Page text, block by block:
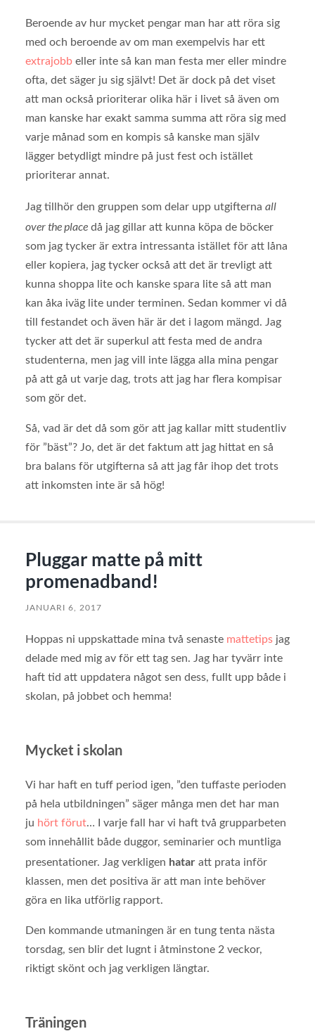
Beroende av hur mycket pengar man har att röra sig
med och beroende av om man exempelvis har ett
extrajobbeller inte så kan man festa mer eller mindre
ofta, det säger ju sig självt! Det är dock på det viset
att man också prioriterar olika här i livet så även om
man kanske har exakt samma summa att röra sig med
varje månad som en kompis så kanske man själv
lägger betydligt mindre på just fest och istället
prioriterar annat.
Jag tillhör den gruppen som delar upp utgifterna all
over the placedå jag gillar att kunna köpa de böcker
som jag tycker är extra intressanta istället för att låna
eller kopiera, jag tycker också att det är trevligt att
kunna shoppa lite och kanske spara lite så att man
kan åka iväg lite under terminen. Sedan kommer vi då
till festandet och även här är det i lagom mängd. Jag
tycker att det är superkul att festa med de andra
studenterna, men jag vill inte lägga alla mina pengar
på att gå ut varje dag, trots att jag har flera kompisar
som gör det.
Så, vad är det då som gör att jag kallar mitt studentliv
för ”bäst”? Jo, det är det faktum att jag hittat en så
bra balans för utgifterna så att jag får ihop det trots
att inkomsten inte är så hög!
Pluggar matte på mitt
promenadband!
JANUARI 6, 2017
Hoppas ni uppskattade mina två senaste mattetipsjag
delade med mig av för ett tag sen. Jag har tyvärr inte
haft tid att uppdatera något sen dess, fullt upp både i
skolan, på jobbet och hemma!
Mycket i skolan
Vi har haft en tuff period igen, ”den tuffaste perioden
på hela utbildningen” säger många men det har man
ju hört förut… I varje fall har vi haft två grupparbeten
som innehållit både duggor, seminarier och muntliga
presentationer. Jag verkligen hataratt prata inför
klassen, men det positiva är att man inte behöver
göra en lika utförlig rapport.
Den kommande utmaningen är en tung tenta nästa
torsdag, sen blir det lugnt i åtminstone 2 veckor,
riktigt skönt och jag verkligen längtar.
Träningen